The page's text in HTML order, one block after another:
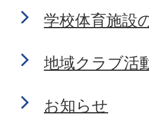
学校体育施設
地域クラブ活
お知らせ